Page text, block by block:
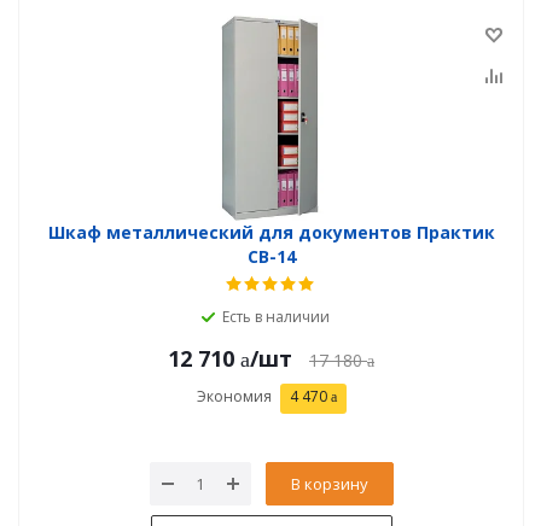
Шкаф металлический для документов Практик
СВ-14
Есть в наличии
12 710 /шт 17 180
Экономия 4 470
В корзину